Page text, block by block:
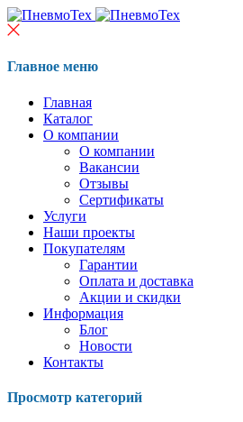
Главное меню
Главная
Каталог
О компании
О компании
Вакансии
Отзывы
Сертификаты
Услуги
Наши проекты
Покупателям
Гарантии
Оплата и доставка
Акции и скидки
Информация
Блог
Новости
Контакты
Просмотр категорий